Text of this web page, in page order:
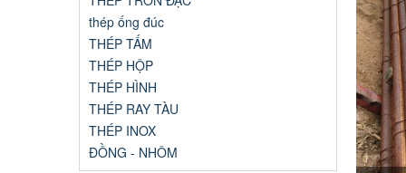
thép ống đúc
THÉP TẤM
THÉP HỘP
THÉP HÌNH
THÉP RAY TÀU
THÉP INOX
ĐỒNG - NHÔM